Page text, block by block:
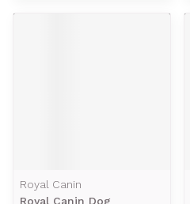
Royal Canin
Royal Canin Dog